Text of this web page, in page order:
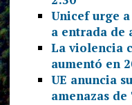
Unicef urge
a entrada de
La violencia
aumentó en
UE anuncia
amenazas